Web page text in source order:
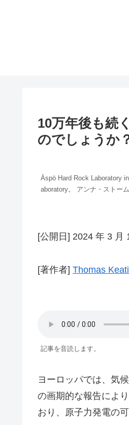
10万年後も続
のでしょうか
Äspö Hard Rock Laboratory
aboratory。 アンナ・ストー
[公開日] 2024 年 3 月
[著作者] Thomas
記事を音読します。
ヨーロッパでは、気
の画期的な報告によ
おり、原子力発電の